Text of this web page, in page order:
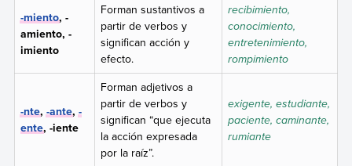
-miento, -
amiento, -
imiento
Forman sustantivos a
partir de verbos y
significan acción y
efecto.
recibimiento,
conocimiento,
entretenimiento,
rompimiento
-nte,-ante,-
ente, -iente
Forman adjetivos a
partir de verbos y
significan “que ejecuta
la acción expresada
por la raíz”.
exigente, estudiante,
paciente, caminante,
rumiante